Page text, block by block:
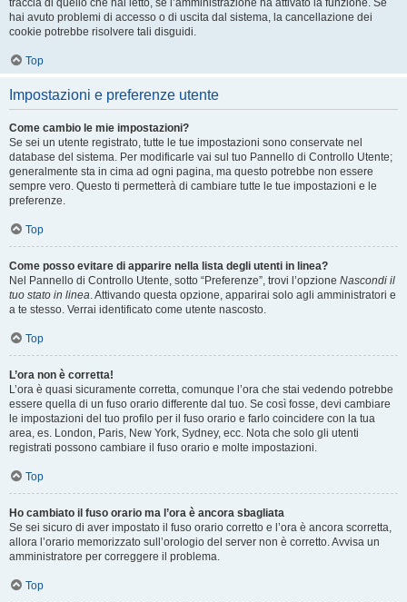
traccia di quello che hai letto, se l’amministrazione ha attivato la funzione. Se
hai avuto problemi di accesso o di uscita dal sistema, la cancellazione dei
cookie potrebbe risolvere tali disguidi.
Top
Impostazioni e preferenze utente
Come cambio le mie impostazioni?
Se sei un utente registrato, tutte le tue impostazioni sono conservate nel
database del sistema. Per modificarle vai sul tuo Pannello di Controllo Utente;
generalmente sta in cima ad ogni pagina, ma questo potrebbe non essere
sempre vero. Questo ti permetterà di cambiare tutte le tue impostazioni e le
preferenze.
Top
Come posso evitare di apparire nella lista degli utenti in linea?
Nel Pannello di Controllo Utente, sotto “Preferenze”, trovi l’opzione Nascondi il
tuo stato in linea. Attivando questa opzione, apparirai solo agli amministratori e
a te stesso. Verrai identificato come utente nascosto.
Top
L’ora non è corretta!
L’ora è quasi sicuramente corretta, comunque l’ora che stai vedendo potrebbe
essere quella di un fuso orario differente dal tuo. Se così fosse, devi cambiare
le impostazioni del tuo profilo per il fuso orario e farlo coincidere con la tua
area, es. London, Paris, New York, Sydney, ecc. Nota che solo gli utenti
registrati possono cambiare il fuso orario e molte impostazioni.
Top
Ho cambiato il fuso orario ma l’ora è ancora sbagliata
Se sei sicuro di aver impostato il fuso orario corretto e l’ora è ancora scorretta,
allora l’orario memorizzato sull’orologio del server non è corretto. Avvisa un
amministratore per correggere il problema.
Top